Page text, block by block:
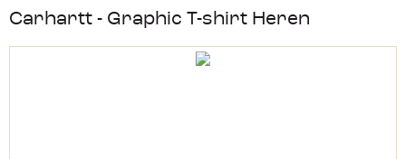
Carhartt - Graphic T-shirt Heren